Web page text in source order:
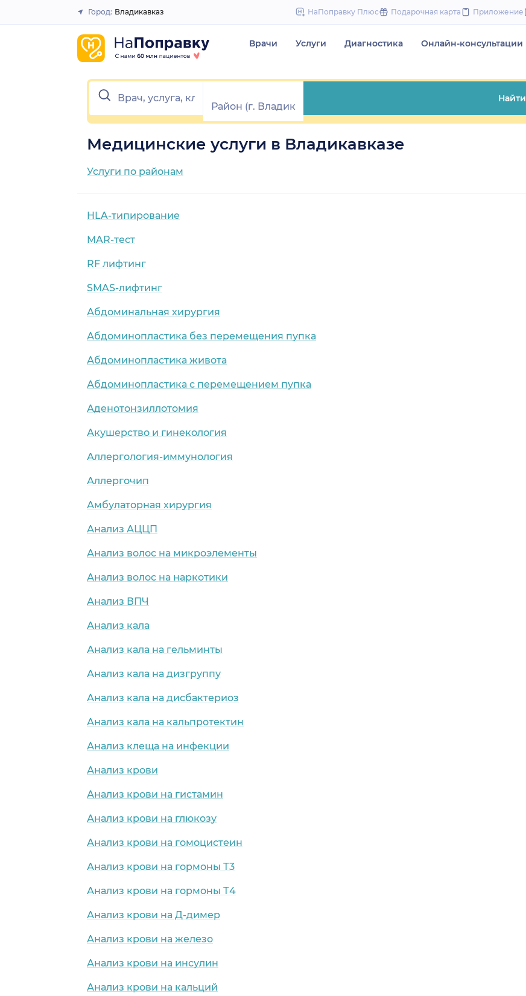
to
Закрыть
Город: Владикавказ НаПоправку Плюс Подарочная карта Приложение
Врачи Услуги Диагностика Онлайн-консультации
Найти
Медицинские услуги в Владикавказе
Услуги по районам
HLA-типирование
MAR-тест
RF лифтинг
SMAS-лифтинг
Абдоминальная хирургия
Абдоминопластика без перемещения пупка
Абдоминопластика живота
Абдоминопластика с перемещением пупка
Аденотонзиллотомия
Акушерство и гинекология
Аллергология-иммунология
Аллергочип
Амбулаторная хирургия
Анализ АЦЦП
Анализ волос на микроэлементы
Анализ волос на наркотики
Анализ ВПЧ
Анализ кала
Анализ кала на гельминты
Анализ кала на дизгруппу
Анализ кала на дисбактериоз
Анализ кала на кальпротектин
Анализ клеща на инфекции
Анализ крови
Анализ крови на гистамин
Анализ крови на глюкозу
Анализ крови на гомоцистеин
Анализ крови на гормоны Т3
Анализ крови на гормоны Т4
Анализ крови на Д-димер
Анализ крови на железо
Анализ крови на инсулин
Анализ крови на кальций